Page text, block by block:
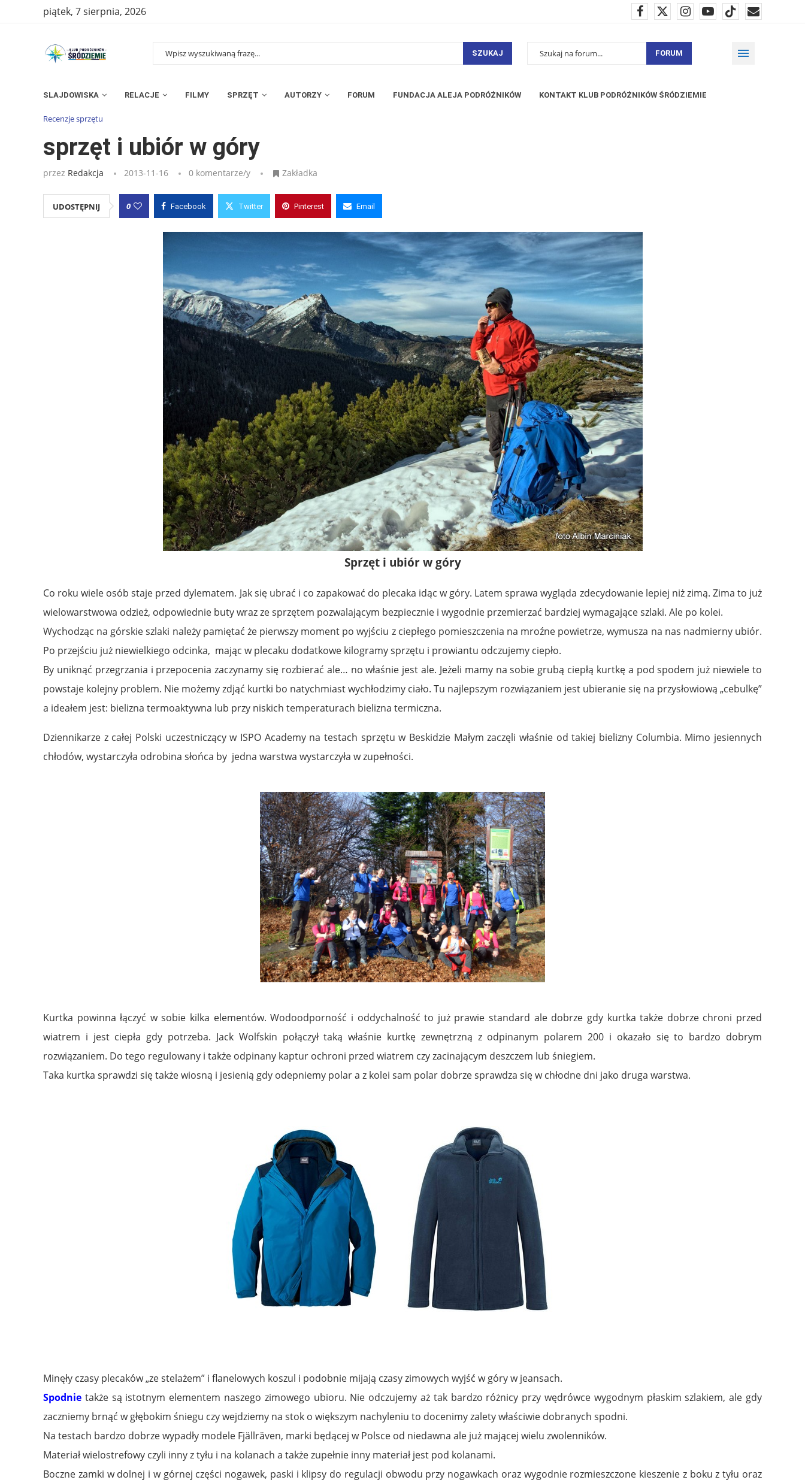
piątek, 7 sierpnia, 2026
SZUKAJ FORUM
SLAJDOWISKA RELACJE FILMY SPRZĘT AUTORZY FORUM FUNDACJA ALEJA PODRÓŻNIKÓW KONTAKT KLUB PODRÓŻNIKÓW ŚRÓDZIEMIE
Strona główna» Wpisy »sprzęt i ubiór w góry
Recenzje sprzętu
sprzęt i ubiór w góry
przez Redakcja 2013-11-16 0 komentarze/y Zakładka
UDOSTĘPNIJ 0 Facebook Twitter Pinterest Email
Sprzęt i ubiór w góry
Co roku wiele osób staje przed dylematem. Jak się ubrać i co zapakować do plecaka idąc w góry. Latem sprawa wygląda zdecydowanie lepiej niż zimą. Zima to już
wielowarstwowa odzież, odpowiednie buty wraz ze sprzętem pozwalającym bezpiecznie i wygodnie przemierzać bardziej wymagające szlaki. Ale po kolei.
Wychodząc na górskie szlaki należy pamiętać że pierwszy moment po wyjściu z ciepłego pomieszczenia na mroźne powietrze, wymusza na nas nadmierny ubiór.
Po przejściu już niewielkiego odcinka, mając w plecaku dodatkowe kilogramy sprzętu i prowiantu odczujemy ciepło.
By uniknąć przegrzania i przepocenia zaczynamy się rozbierać ale… no właśnie jest ale. Jeżeli mamy na sobie grubą ciepłą kurtkę a pod spodem już niewiele to
powstaje kolejny problem. Nie możemy zdjąć kurtki bo natychmiast wychłodzimy ciało. Tu najlepszym rozwiązaniem jest ubieranie się na przysłowiową „cebulkę”
a ideałem jest: bielizna termoaktywna lub przy niskich temperaturach bielizna termiczna.
Dziennikarze z całej Polski uczestniczący w ISPO Academy na testach sprzętu w Beskidzie Małym zaczęli właśnie od takiej bielizny Columbia. Mimo jesiennych
chłodów, wystarczyła odrobina słońca by jedna warstwa wystarczyła w zupełności.
Kurtka powinna łączyć w sobie kilka elementów. Wodoodporność i oddychalność to już prawie standard ale dobrze gdy kurtka także dobrze chroni przed
wiatrem i jest ciepła gdy potrzeba. Jack Wolfskin połączył taką właśnie kurtkę zewnętrzną z odpinanym polarem 200 i okazało się to bardzo dobrym
rozwiązaniem. Do tego regulowany i także odpinany kaptur ochroni przed wiatrem czy zacinającym deszczem lub śniegiem.
Taka kurtka sprawdzi się także wiosną i jesienią gdy odepniemy polar a z kolei sam polar dobrze sprawdza się w chłodne dni jako druga warstwa.
Minęły czasy plecaków „ze stelażem” i flanelowych koszul i podobnie mijają czasy zimowych wyjść w góry w jeansach.
Spodnie także są istotnym elementem naszego zimowego ubioru. Nie odczujemy aż tak bardzo różnicy przy wędrówce wygodnym płaskim szlakiem, ale gdy
zaczniemy brnąć w głębokim śniegu czy wejdziemy na stok o większym nachyleniu to docenimy zalety właściwie dobranych spodni.
Na testach bardzo dobrze wypadły modele Fjällräven, marki będącej w Polsce od niedawna ale już mającej wielu zwolenników.
Materiał wielostrefowy czyli inny z tyłu i na kolanach a także zupełnie inny materiał jest pod kolanami.
Boczne zamki w dolnej i w górnej części nogawek, paski i klipsy do regulacji obwodu przy nogawkach oraz wygodnie rozmieszczone kieszenie z boku z tyłu oraz